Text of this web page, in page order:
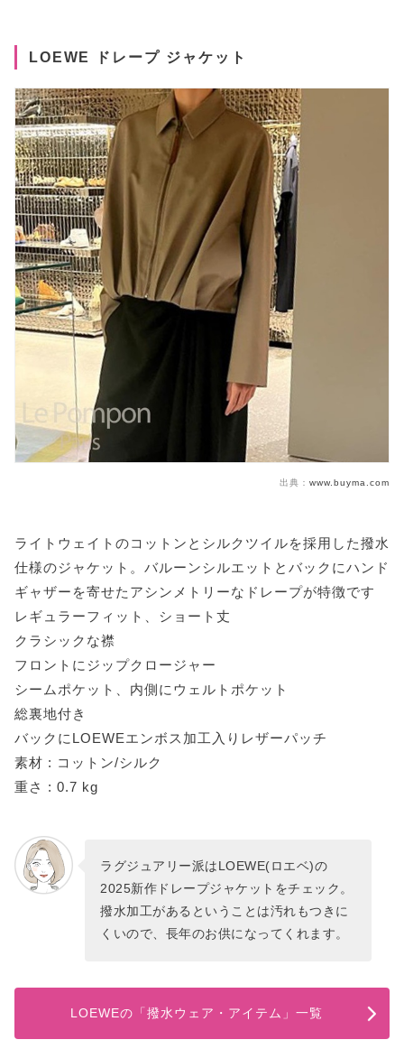
LOEWE ドレープ ジャケット
出典： www.buyma.com
ライトウェイトのコットンとシルクツイルを採用した撥水
仕様のジャケット。バルーンシルエットとバックにハンド
ギャザーを寄せたアシンメトリーなドレープが特徴です
レギュラーフィット、ショート丈
クラシックな襟
フロントにジップクロージャー
シームポケット、内側にウェルトポケット
総裏地付き
バックにLOEWEエンボス加工入りレザーパッチ
素材 : コットン/シルク
重さ : 0.7 kg
ラグジュアリー派はLOEWE(ロエベ)の
2025新作ドレープジャケットをチェック。
撥水加工があるということは汚れもつきに
くいので、長年のお供になってくれます。
LOEWEの「撥水ウェア・アイテム」一覧